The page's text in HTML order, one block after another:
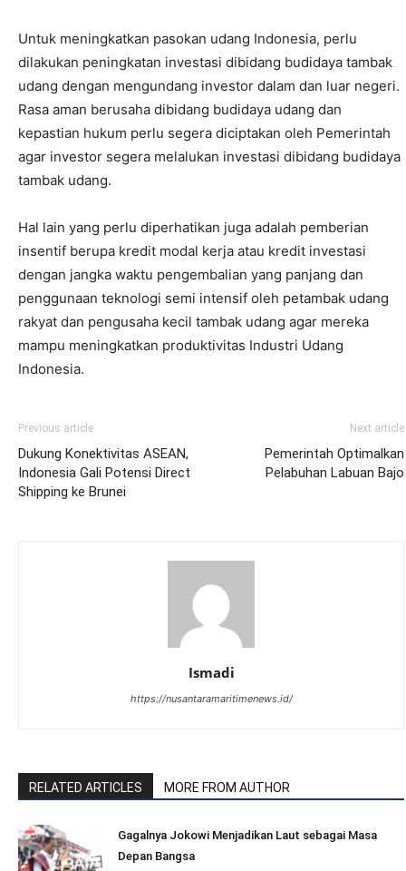
Untuk meningkatkan pasokan udang Indonesia, perlu
dilakukan peningkatan investasi dibidang budidaya tambak
udang dengan mengundang investor dalam dan luar negeri.
Rasa aman berusaha dibidang budidaya udang dan
kepastian hukum perlu segera diciptakan oleh Pemerintah
agar investor segera melalukan investasi dibidang budidaya
tambak udang.
Hal lain yang perlu diperhatikan juga adalah pemberian
insentif berupa kredit modal kerja atau kredit investasi
dengan jangka waktu pengembalian yang panjang dan
penggunaan teknologi semi intensif oleh petambak udang
rakyat dan pengusaha kecil tambak udang agar mereka
mampu meningkatkan produktivitas Industri Udang
Indonesia.
Previous article
Dukung Konektivitas ASEAN,
Indonesia Gali Potensi Direct
Shipping ke Brunei
Next article
Pemerintah Optimalkan
Pelabuhan Labuan Bajo
Ismadi
https://nusantaramaritimenews.id/
RELATED ARTICLES MORE FROM AUTHOR
Gagalnya Jokowi Menjadikan Laut sebagai Masa
Depan Bangsa